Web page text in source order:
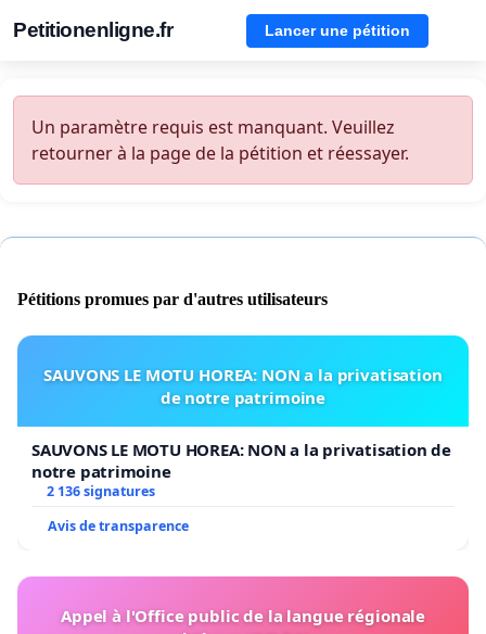
Petitionenligne.fr Lancer une pétition
Un paramètre requis est manquant. Veuillez
retourner à la page de la pétition et réessayer.
Pétitions promues par d'autres utilisateurs
SAUVONS LE MOTU HOREA: NON a la privatisation
de notre patrimoine
SAUVONS LE MOTU HOREA: NON a la privatisation de
notre patrimoine
2 136 signatures
Avis de transparence
Appel à l'Office public de la langue régionale